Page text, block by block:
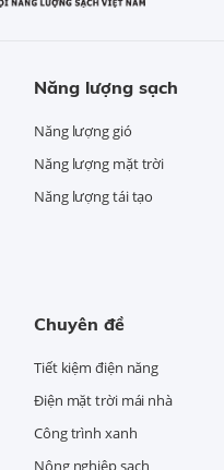
Năng lượng sạch
Năng lượng gió
Năng lượng mặt trời
Năng lượng tái tạo
Chuyên đề
Tiết kiệm điện năng
Điện mặt trời mái nhà
Công trình xanh
Nông nghiệp sạch